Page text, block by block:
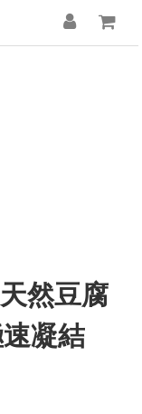
然豆腐
凝結